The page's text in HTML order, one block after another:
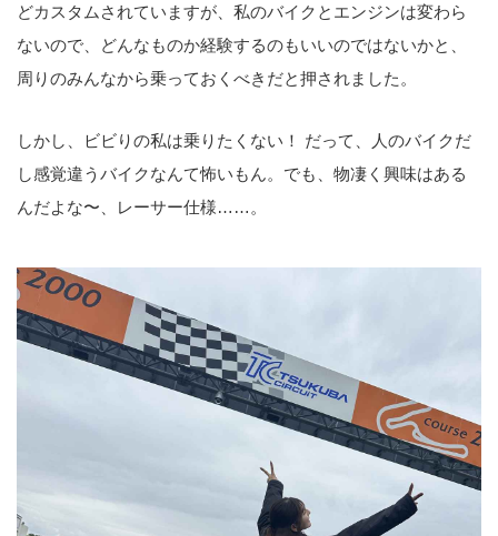
どカスタムされていますが、私のバイクとエンジンは変わら
ないので、どんなものか経験するのもいいのではないかと、
周りのみんなから乗っておくべきだと押されました。
しかし、ビビりの私は乗りたくない！ だって、人のバイクだ
し感覚違うバイクなんて怖いもん。でも、物凄く興味はある
んだよな〜、レーサー仕様……。